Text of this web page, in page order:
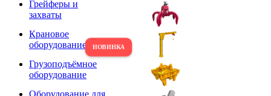
Грейферы и
захваты
Крановое
оборудование
Грузоподъёмное
оборудование
Оборудование для